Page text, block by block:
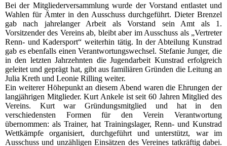
Bei der Mitgliederversammlung wurde der Vorstand entlastet und
Wahlen für Ämter in den Ausschuss durchgeführt. Dieter Brenzel
gab nach jahrelanger Arbeit als Vorstand sein Amt als 1.
Vorsitzender des Vereins ab, bleibt aber im Ausschuss als „Vertreter
Renn- und Kadersport“ weiterhin tätig. In der Abteilung Kunstrad
gab es ebenfalls einen Verantwortungswechsel. Stefanie Junger, die
in den letzten Jahrzehnten die Jugendarbeit Kunstrad erfolgreich
geleitet und geprägt hat, gibt aus familiären Gründen die Leitung an
Julia Kreth und Leonie Rilling weiter.
Ein weiterer Höhepunkt an diesem Abend waren die Ehrungen der
langjährigen Mitglieder. Kurt Ankele ist seit 60 Jahren Mitglied des
Vereins. Kurt war Gründungsmitglied und hat in den
verschiedensten Formen für den Verein Verantwortung
übernommen: als Trainer, hat Trainingslager, Renn- und Kunstrad
Wettkämpfe organisiert, durchgeführt und unterstützt, war im
Ausschuss und unzähligen Einsätzen des Vereines tatkräftig dabei.